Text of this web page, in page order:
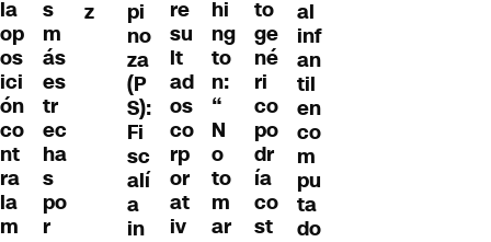
la
op
os
ici
ón
co
nt
ra
la
m
s
m
ás
es
tr
ec
ha
s
po
r
z
pi
no
za
(P
S):
Fi
sc
alí
a
in
re
su
lt
ad
os
co
rp
or
at
iv
hi
ng
to
n:
“
N
o
to
m
ar
to
ge
né
ri
co
po
dr
ía
co
st
al
inf
an
til
en
co
m
pu
ta
do